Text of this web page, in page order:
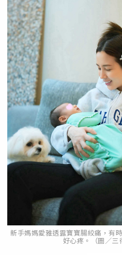
新手媽媽愛雅透露寶寶腸絞痛，有
好心疼。（圖／三